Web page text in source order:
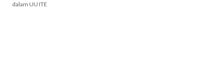
dalam UU ITE